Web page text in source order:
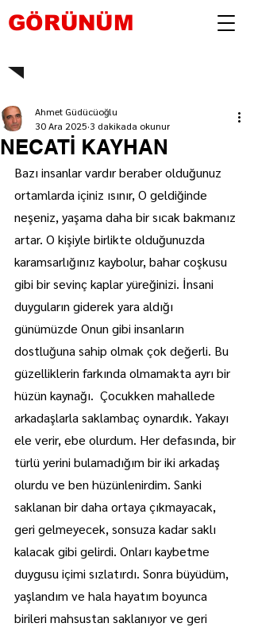
GÖRÜNÜM
NECATİ KAYHAN
Ahmet Güdücüoğlu
30 Ara 2025 3 dakikada okunur
Bazı insanlar vardır beraber olduğunuz
ortamlarda içiniz ısınır, O geldiğinde
neşeniz, yaşama daha bir sıcak bakmanız
artar. O kişiyle birlikte olduğunuzda
karamsarlığınız kaybolur, bahar coşkusu
gibi bir sevinç kaplar yüreğinizi. İnsani
duyguların giderek yara aldığı
günümüzde Onun gibi insanların
dostluğuna sahip olmak çok değerli. Bu
güzelliklerin farkında olmamakta ayrı bir
hüzün kaynağı.  Çocukken mahallede
arkadaşlarla saklambaç oynardık. Yakayı
ele verir, ebe olurdum. Her defasında, bir
türlü yerini bulamadığım bir iki arkadaş
olurdu ve ben hüzünlenirdim. Sanki
saklanan bir daha ortaya çıkmayacak,
geri gelmeyecek, sonsuza kadar saklı
kalacak gibi gelirdi. Onları kaybetme
duygusu içimi sızlatırdı. Sonra büyüdüm,
yaşlandım ve hala hayatım boyunca
birileri mahsustan saklanıyor ve geri